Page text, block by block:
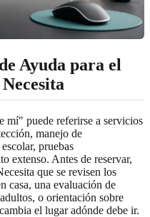
Ayuda para el
mí" puede referirse a servicios
manejo de
pruebas
extenso. Antes de reservar,
que se revisen los
casa, una evaluación de
o orientación sobre
el lugar adónde debe ir.